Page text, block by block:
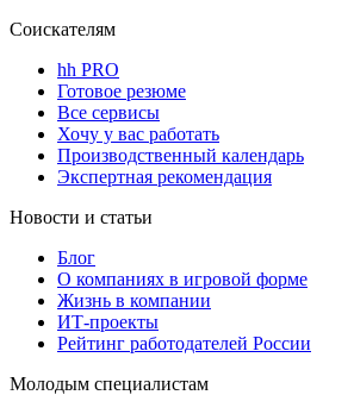
Соискателям
hh PRO
Готовое резюме
Все сервисы
Хочу у вас работать
Производственный календарь
Экспертная рекомендация
Новости и статьи
Блог
О компаниях в игровой форме
Жизнь в компании
ИТ-проекты
Рейтинг работодателей России
Молодым специалистам